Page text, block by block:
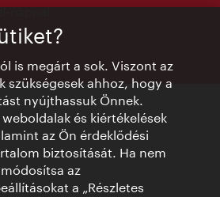
nappal
is megárt a sok. Viszont az
szükségesek ahhoz, hogy a
nyújthassuk Önnek.
és kiértékelések
az Ön érdeklődési
biztosítását. Ha nem
az
a „Részletes